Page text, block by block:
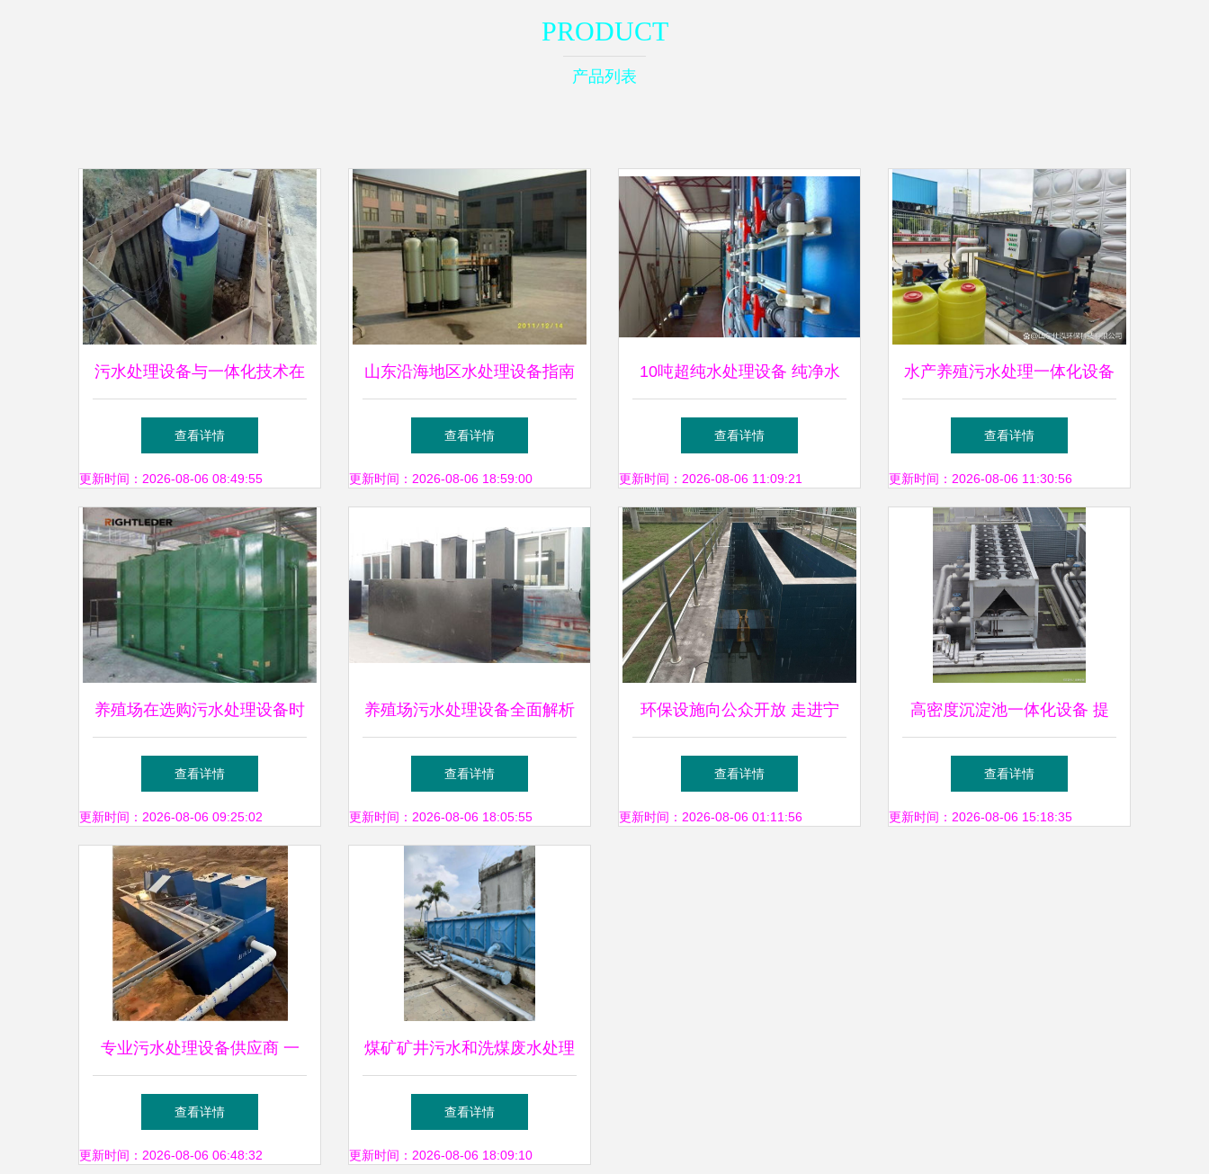
PRODUCT
产品列表
污水处理设备与一体化技术在
现代环境治理中的应用与发展
查看详情
更新时间：2026-08-06 08:49:55
山东沿海地区水处理设备指南
威海、青岛、烟台与污水处理
技术解析
查看详情
更新时间：2026-08-06 18:59:00
10吨超纯水处理设备 纯净水
设备与反渗透纯水设备的全面
解析
查看详情
更新时间：2026-08-06 11:09:21
水产养殖污水处理一体化设备
高效治污·循环节水·守护养殖
蓝海
查看详情
更新时间：2026-08-06 11:30:56
养殖场在选购污水处理设备时
应该注意什么
查看详情
更新时间：2026-08-06 09:25:02
养殖场污水处理设备全面解析
高效、环保的选择
查看详情
更新时间：2026-08-06 18:05:55
环保设施向公众开放 走进宁
德市屏南县污水处理厂
查看详情
更新时间：2026-08-06 01:11:56
高密度沉淀池一体化设备 提
升污水处理效率的创新路径
查看详情
更新时间：2026-08-06 15:18:35
专业污水处理设备供应商 一
体化污水处理设备解決方案
查看详情
更新时间：2026-08-06 06:48:32
煤矿矿井污水和洗煤废水处理
设备说明介绍_预处理_应用_
系统
查看详情
更新时间：2026-08-06 18:09:10